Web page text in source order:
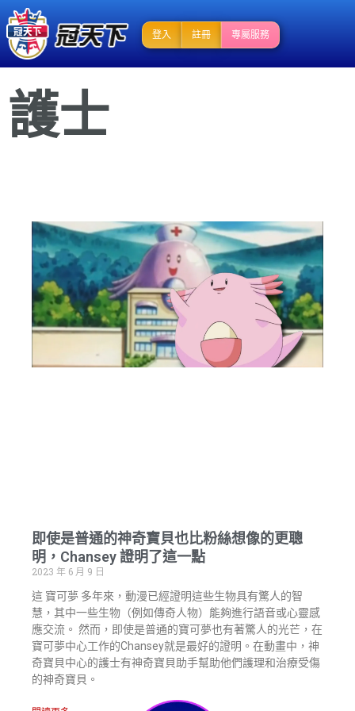
登入 註冊 專屬服務
護士
即使是普通的神奇寶貝也比粉絲想像的更聰
明，Chansey 證明了這一點
2023 年 6 月 9 日
這 寶可夢 多年來，動漫已經證明這些生物具有驚人的智
慧，其中一些生物（例如傳奇人物）能夠進行語音或心靈感
應交流。 然而，即使是普通的寶可夢也有著驚人的光芒，在
寶可夢中心工作的Chansey就是最好的證明。在動畫中，神
奇寶貝中心的護士有神奇寶貝助手幫助他們護理和治療受傷
的神奇寶貝。